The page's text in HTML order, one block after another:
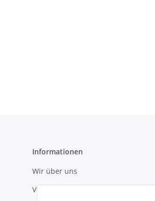
Informationen
Wir über uns
Versandinformationen